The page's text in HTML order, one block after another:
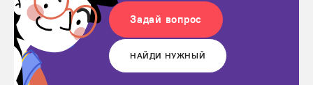
Задай вопрос
НАЙДИ НУЖНЫЙ